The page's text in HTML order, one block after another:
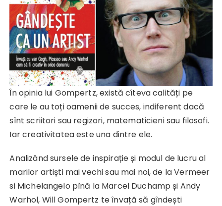
În opinia lui Gompertz, există cîteva calități pe
care le au toți oamenii de succes, indiferent dacă
sînt scriitori sau regizori, matematicieni sau filosofi.
Iar creativitatea este una dintre ele.
Analizând sursele de inspirație și modul de lucru al
marilor artiști mai vechi sau mai noi, de la Vermeer
si Michelangelo pînă la Marcel Duchamp și Andy
Warhol, Will Gompertz te învață să gîndești